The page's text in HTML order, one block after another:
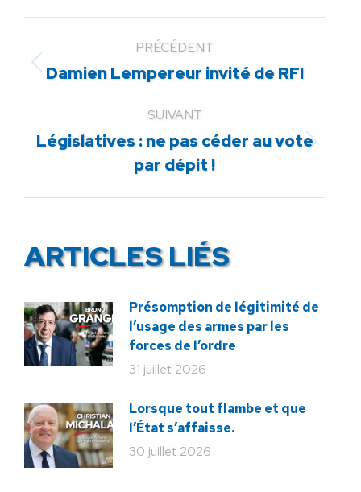
PRÉCÉDENT
Article
:
Damien Lempereur invité de RFI
SUIVANT
Article
suivant
Législatives : ne pas céder au vote
par dépit !
ARTICLES LIÉS
Présomption de légitimité de
l’usage des armes par les
forces de l’ordre
31 juillet 2026
Lorsque tout flambe et que
l’État s’affaisse.
30 juillet 2026